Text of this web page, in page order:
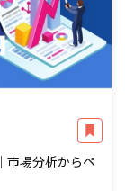
市場分析からペ